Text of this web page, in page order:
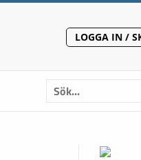
LOGGA IN /